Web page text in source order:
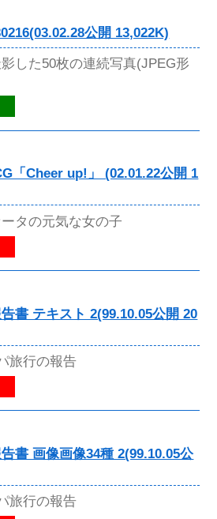
公開 13,022K)
した50枚の連続写真(JPEG形
「Cheer up!」 (02.01.22公開 1
タの元気な女の子
書 テキスト 2(99.10.05公開 20
旅行の報告
書 画像画像34種 2(99.10.05公
旅行の報告